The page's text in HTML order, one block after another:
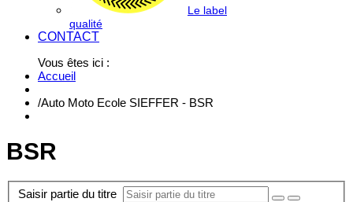
Le label
qualité
CONTACT
Vous êtes ici :
Accueil
/Auto Moto Ecole SIEFFER - BSR
BSR
Saisir partie du titre